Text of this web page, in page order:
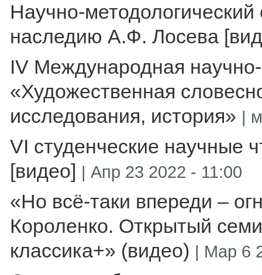
Научно-
наследию А.Ф. Лосева
IV Международная
«Художественная
исследования, история» |
VI студенческие научные
[видео] | Апр 23 2022 - 11:00
«Но всё-таки впереди –
Короленко. Открытый
классика+» (видео) | Мар 6